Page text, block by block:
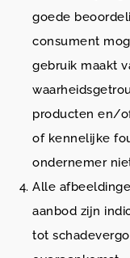
goede
consument
gebruik maakt
producten en/
of kennelijke
ondernemer
Alle
aanbod zijn
tot